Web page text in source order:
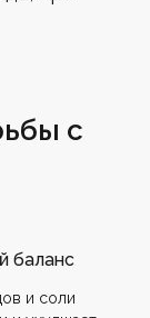
с
баланс
и соли